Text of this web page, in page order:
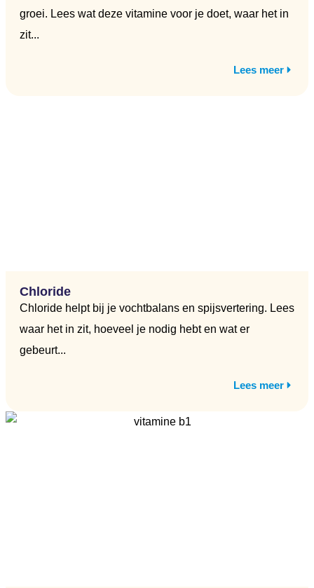
groei. Lees wat deze vitamine voor je doet, waar het in
zit...
Lees meer
Chloride
Chloride helpt bij je vochtbalans en spijsvertering. Lees
waar het in zit, hoeveel je nodig hebt en wat er
gebeurt...
Lees meer